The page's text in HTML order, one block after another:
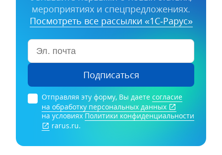
мероприятиях и спецпредложениях.
Посмотреть все рассылки «1С‑Рарус»
Подписаться
Отправляя эту форму, Вы даете согласие
на обработку персональных данных
на условиях Политики конфиденциальности
rarus.ru.